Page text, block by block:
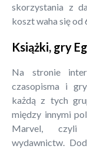
skorzystania z
koszt waha się od
Książki, gry
Na stronie
czasopisma i
każdą z tych
między innymi
Marvel, czyli
wydawnictw.